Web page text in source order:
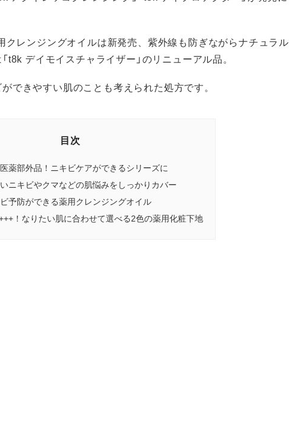
レンジングオイルは新発売、紫外線も防ぎながらナチュラル
t8k デイモイスチャライザー」のリニューアル品。
できやすい肌のことも考えられた処方です。
目次
薬部外品！ニキビケアができるシリーズに
ニキビやクマなどの肌悩みをしっかりカバー
予防ができる薬用クレンジングオイル
！なりたい肌に合わせて選べる2色の薬用化粧下地